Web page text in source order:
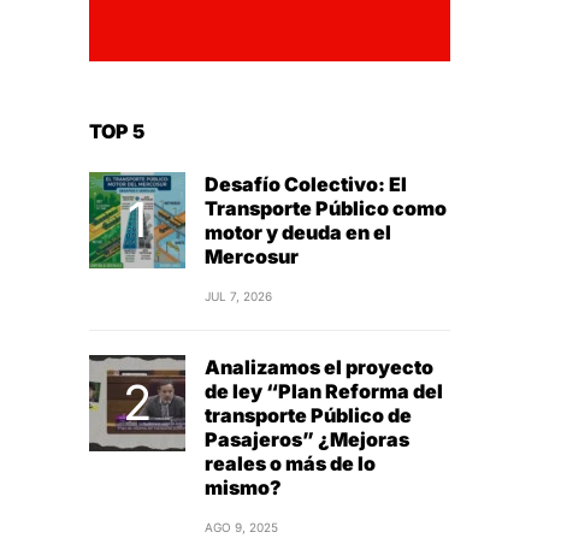
TOP 5
Desafío Colectivo: El
Transporte Público como
motor y deuda en el
Mercosur
JUL 7, 2026
Analizamos el proyecto
de ley “Plan Reforma del
transporte Público de
Pasajeros” ¿Mejoras
reales o más de lo
mismo?
AGO 9, 2025